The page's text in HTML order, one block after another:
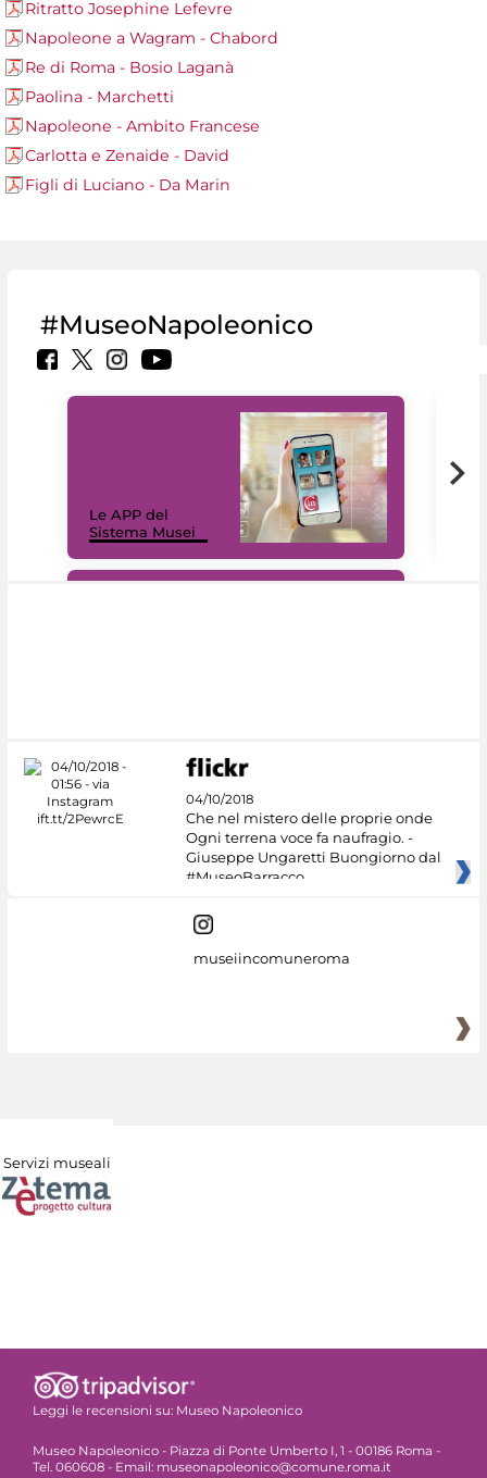
Ritratto Josephine Lefevre
Napoleone a Wagram - Chabord
Re di Roma - Bosio Laganà
Paolina - Marchetti
Napoleone - Ambito Francese
Carlotta e Zenaide - David
Figli di Luciano - Da Marin
#MuseoNapoleonico
Le APP del
Sistema Musei
04/10/2018
Che nel mistero delle proprie onde
Ogni terrena voce fa naufragio. -
Giuseppe Ungaretti Buongiorno dal
#MuseoBarracco
museiincomuneroma
Servizi museali
Leggi le recensioni su: Museo Napoleonico
Museo Napoleonico - Piazza di Ponte Umberto I, 1 - 00186 Roma -
Tel. 060608 - Email: museonapoleonico@comune.roma.it